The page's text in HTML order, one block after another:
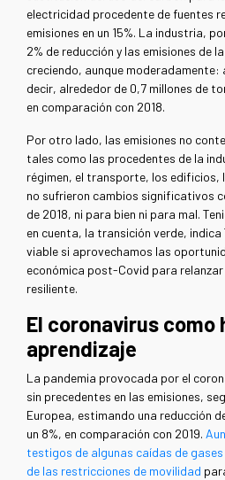
electricidad procedente de fuentes
emisiones en un 15%. La industria,
2% de reducción y las emisiones de
creciendo, aunque moderadamente:
decir, alrededor de 0,7 millones de
en comparación con 2018.
Por otro lado, las emisiones no
tales como las procedentes de la
régimen, el transporte, los edificios,
no sufrieron cambios significativos
de 2018, ni para bien ni para mal.
en cuenta, la transición verde, indica
viable si aprovechamos las
económica post-Covid para
resiliente.
El coronavirus como
aprendizaje
La pandemia provocada por el
sin precedentes en las emisiones,
Europea, estimando una reducción
un 8%, en comparación con 2019.
testigos de algunas caídas de
de las restricciones de movilidad